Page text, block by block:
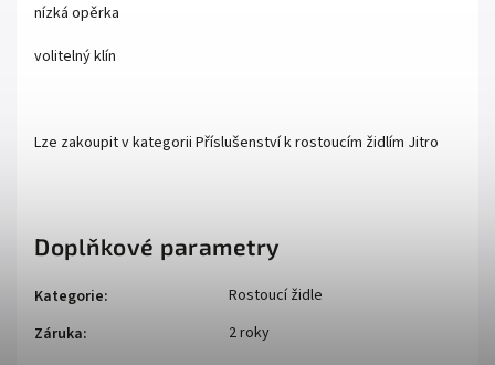
nízká opěrka
volitelný klín
Lze zakoupit v kategorii Příslušenství k rostoucím židlím Jitro
Doplňkové parametry
Kategorie:
Rostoucí židle
Záruka: 2 roky